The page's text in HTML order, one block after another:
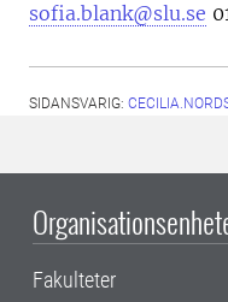
sofia.blank@slu.se
SIDANSVARIG:
Fakulteter